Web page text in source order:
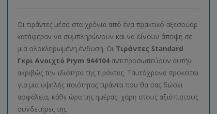
Οι τιράντες μέσα στα χρόνια από ένα πρακτικό αξεσουάρ
κατάφεραν να συμπληρώνουν και να δίνουν άποψη σε
μια ολοκληρωμένη ένδυση. Οι Τιράντες Standard
Γκρι Ανοιχτό Prym 944104αντιπροσωπεύουν αυτήν
ακριβώς την ιδιότητα της τιράντας. Ταυτόχρονα πρόκειται
για μια υψηλής ποιότητας τιράντα που θα σας δώσει
ασφάλεια, κάθε ώρα της ημέρας, χάρη στους αξιόπιστους
συνδετήρες της.